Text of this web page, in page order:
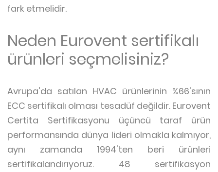
fark etmelidir.
Neden Eurovent sertifikalı
ürünleri seçmelisiniz?
Avrupa'da satılan HVAC ürünlerinin %66'sının
ECC sertifikalı olması tesadüf değildir. Eurovent
Certita Sertifikasyonu üçüncü taraf ürün
performansında dünya lideri olmakla kalmıyor,
aynı zamanda 1994'ten beri ürünleri
sertifikalandırıyoruz. 48 sertifikasyon